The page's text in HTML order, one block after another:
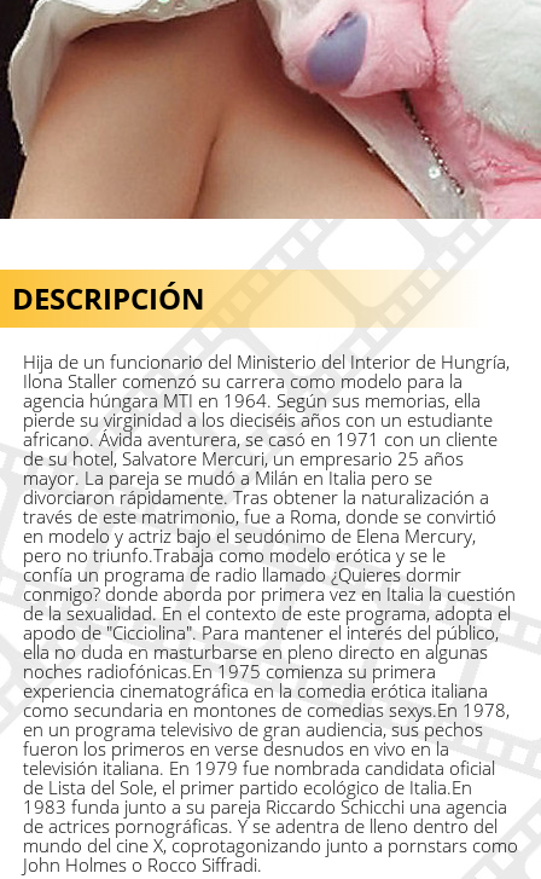
DESCRIPCIÓN
Hija de un funcionario del Ministerio del Interior de Hungría,
Ilona Staller comenzó su carrera como modelo para la
agencia húngara MTI en 1964. Según sus memorias, ella
pierde su virginidad a los dieciséis años con un estudiante
africano. Ávida aventurera, se casó en 1971 con un cliente
de su hotel, Salvatore Mercuri, un empresario 25 años
mayor. La pareja se mudó a Milán en Italia pero se
divorciaron rápidamente. Tras obtener la naturalización a
través de este matrimonio, fue a Roma, donde se convirtió
en modelo y actriz bajo el seudónimo de Elena Mercury,
pero no triunfo.Trabaja como modelo erótica y se le
confía un programa de radio llamado ¿Quieres dormir
conmigo? donde aborda por primera vez en Italia la cuestión
de la sexualidad. En el contexto de este programa, adopta el
apodo de "Cicciolina". Para mantener el interés del público,
ella no duda en masturbarse en pleno directo en algunas
noches radiofónicas.En 1975 comienza su primera
experiencia cinematográfica en la comedia erótica italiana
como secundaria en montones de comedias sexys.En 1978,
en un programa televisivo de gran audiencia, sus pechos
fueron los primeros en verse desnudos en vivo en la
televisión italiana. En 1979 fue nombrada candidata oficial
de Lista del Sole, el primer partido ecológico de Italia.En
1983 funda junto a su pareja Riccardo Schicchi una agencia
de actrices pornográficas. Y se adentra de lleno dentro del
mundo del cine X, coprotagonizando junto a pornstars como
John Holmes o Rocco Siffradi.